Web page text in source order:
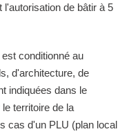
l'autorisation de bâtir à 5
conditionné au
d'architecture, de
indiquées dans le
territoire de la
cas d'un PLU (plan local